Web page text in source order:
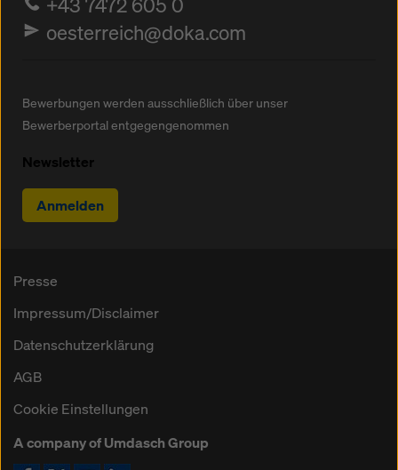
oesterreich@doka.com
Bewerbungen werden ausschließlich über unser
Bewerberportal entgegengenommen
Newsletter
Anmelden
Presse
Impressum/Disclaimer
Datenschutzerklärung
AGB
Cookie Einstellungen
A company of Umdasch Group